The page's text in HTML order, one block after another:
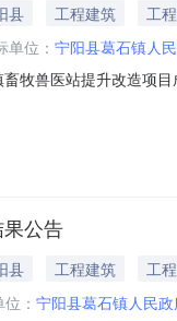
县 工程建筑
工程
单位： 宁阳县葛石镇人
牧兽医站提升改造项
2025-06-09
公告
县 工程建筑
工程
： 宁阳县葛石镇人民